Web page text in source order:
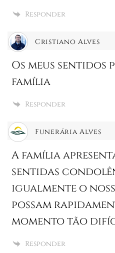
Responder
Cristiano Alves
Os meus sentidos
família
Responder
Funerária Alves
A família
sentidas
igualmente o
possam
momento tão
Responder